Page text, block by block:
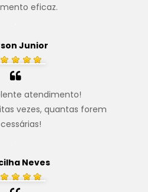
eficaz.
Junior
atendimento!
vezes, quantas forem
Neves